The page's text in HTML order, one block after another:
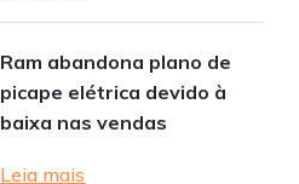
Ram abandona plano de
picape elétrica devido à
baixa nas vendas
Leia mais